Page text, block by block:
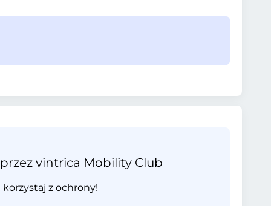
vintrica Mobility Club
z ochrony!